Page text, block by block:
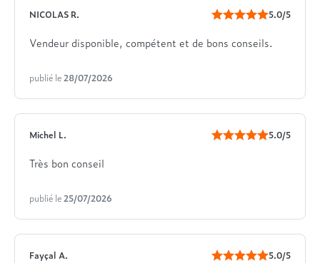
NICOLAS R. 5.0/5
Vendeur disponible, compétent et de bons conseils.
publié le28/07/2026
Michel L. 5.0/5
Très bon conseil
publié le25/07/2026
Fayçal A. 5.0/5